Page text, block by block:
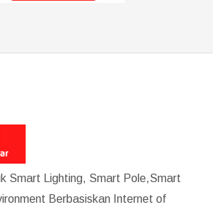
Smart Lighting, Smart Pole,Smart
Berbasiskan Internet of